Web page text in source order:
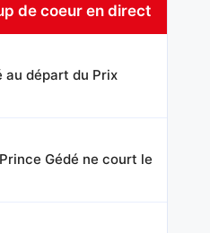
de coeur en direct
au départ du Prix
Gédé ne court le